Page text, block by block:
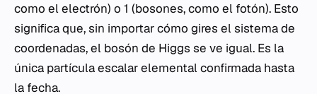
como el electrón) o 1 (bosones, como el fotón). Esto
significa que, sin importar cómo gires el sistema de
coordenadas, el bosón de Higgs se ve igual. Es la
única partícula escalar elemental confirmada hasta
la fecha.